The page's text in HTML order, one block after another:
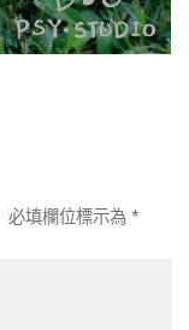
必填欄位標示為*